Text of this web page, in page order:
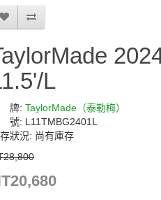
L
牌: TaylorMade（泰勒梅）
號: L11TMBG2401L
狀況: 尚有庫存